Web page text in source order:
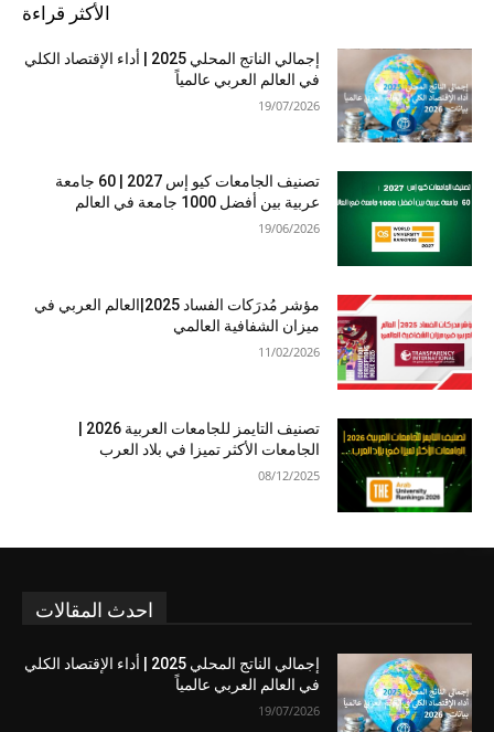
الأكثر قراءة
إجمالي الناتج المحلي 2025 | أداء الإقتصاد الكلي
في العالم العربي عالمياً
19/07/2026
تصنيف الجامعات كيو إس 2027 | 60 جامعة
عربية بين أفضل 1000 جامعة في العالم
19/06/2026
مؤشر مُدرَكات الفساد 2025|العالم العربي في
ميزان الشفافية العالمي
11/02/2026
تصنيف التايمز للجامعات العربية 2026 |
الجامعات الأكثر تميزا في بلاد العرب
08/12/2025
احدث المقالات
إجمالي الناتج المحلي 2025 | أداء الإقتصاد الكلي
في العالم العربي عالمياً
19/07/2026